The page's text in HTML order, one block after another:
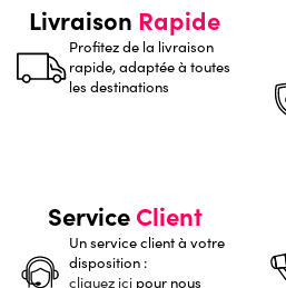
Livraison Rapide
Profitez de la livraison
rapide, adaptée à toutes
les destinations
ServiceClient
Un service client à votre
disposition :
cliquez ici pour nous